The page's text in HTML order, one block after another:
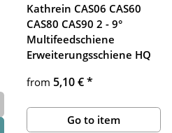
Kathrein CAS06 CAS60
CAS80 CAS90 2 - 9°
Multifeedschiene
Erweiterungsschiene HQ
from 5,10 €*
Go to item